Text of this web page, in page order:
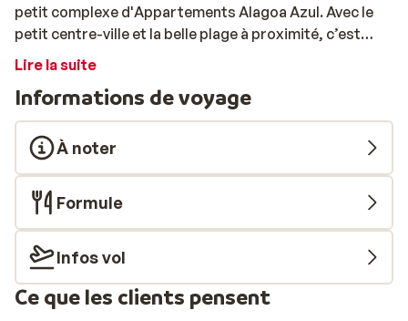
petit complexe d'Appartements Alagoa Azul. Avec le
petit centre-ville et la belle plage à proximité, c’est
l’adresse idéale pour tous les amateurs de farniente.
la piscine du complexe et découvrir la région. Vous
pourrez donc profiter pleinement des magnifiques
paysages de l’Algarve et de ses jolis villages. Les
appartements sont joliment meublés, et disposent
d’un salon/chambre avec un canapé-lit, d’une
kitchenette avec 2 plaques de cuisson et un micro-
ondes, de la climatisation, d’une TV, de chambre(s)
séparée(s), d’une salle de bain avec baignoire/douche
et WC. Tous les appartements comprennent un joli
balcon meublé.
Lire la suite
Informations de voyage
À noter
Formule
Infos vol
Ce que les clients pensent